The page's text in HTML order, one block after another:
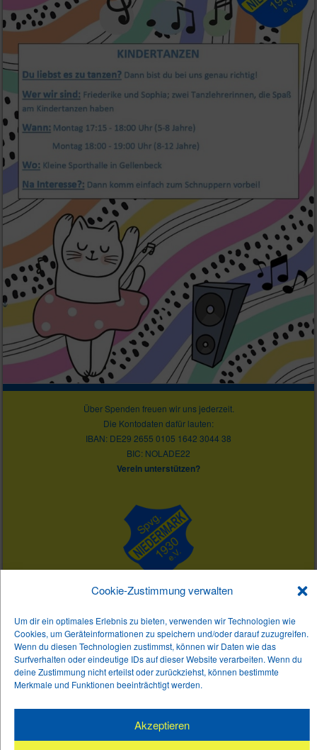
Cookie-Zustimmung verwalten
Um dir ein optimales Erlebnis zu bieten, verwenden wir Technologien wie
Cookies, um Geräteinformationen zu speichern und/oder darauf zuzugreifen.
Wenn du diesen Technologien zustimmst, können wir Daten wie das
Surfverhalten oder eindeutige IDs auf dieser Website verarbeiten. Wenn du
deine Zustimmung nicht erteilst oder zurückziehst, können bestimmte
Merkmale und Funktionen beeinträchtigt werden.
Akzeptieren
Über Spenden freuen wir uns jederzeit.
Die Kontodaten dafür lauten:
IBAN: DE29 2655 0105 1642 3044 38
BIC: NOLADE22
Verein unterstützen?
Natruper Str. 55A
Tel.: 05405 / 8959482
E-Mail: info@spvg-niedermark.de
aktiv – flexibel – erfolgreich